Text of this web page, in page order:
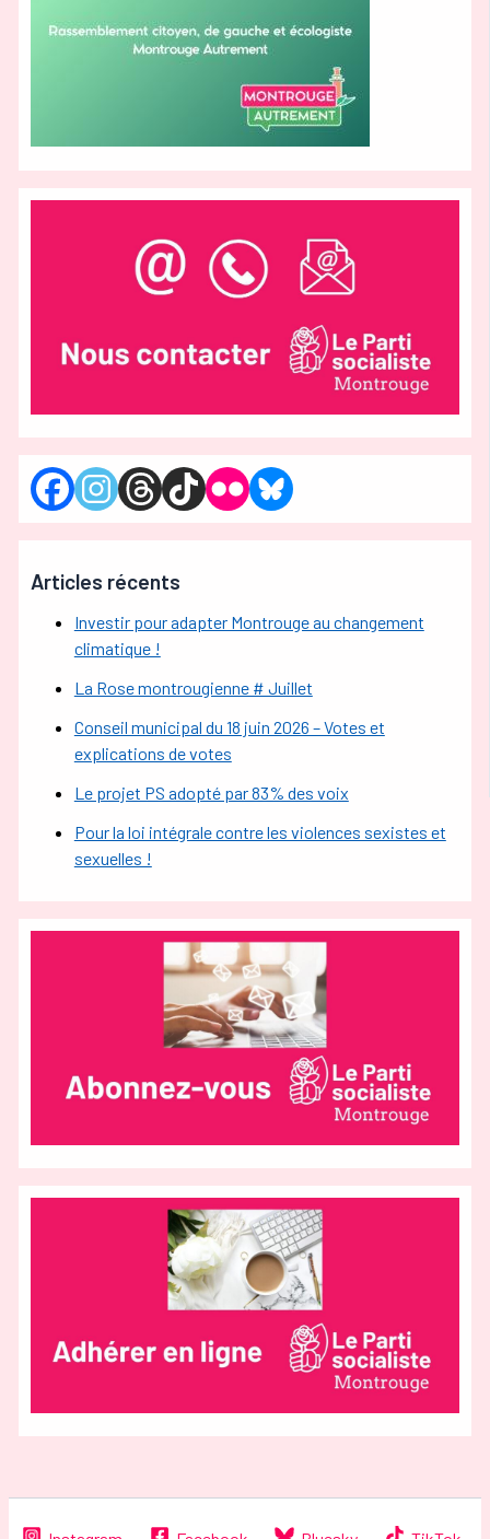
Articles récents
Investir pour adapter Montrouge au changement
climatique !
La Rose montrougienne # Juillet
Conseil municipal du 18 juin 2026 – Votes et
explications de votes
Le projet PS adopté par 83% des voix
Pour la loi intégrale contre les violences sexistes et
sexuelles !